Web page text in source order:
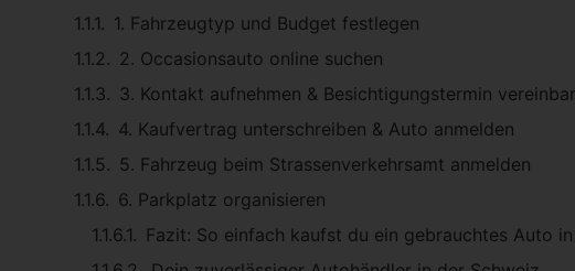
1. Fahrzeugtyp und Budget festlegen
2. Occasionsauto online suchen
3. Kontakt aufnehmen & Besichtigungstermin
4. Kaufvertrag unterschreiben & Auto anmelden
5. Fahrzeug beim Strassenverkehrsamt anmelden
6. Parkplatz organisieren
Fazit: So einfach kaufst du ein gebrauchtes Auto